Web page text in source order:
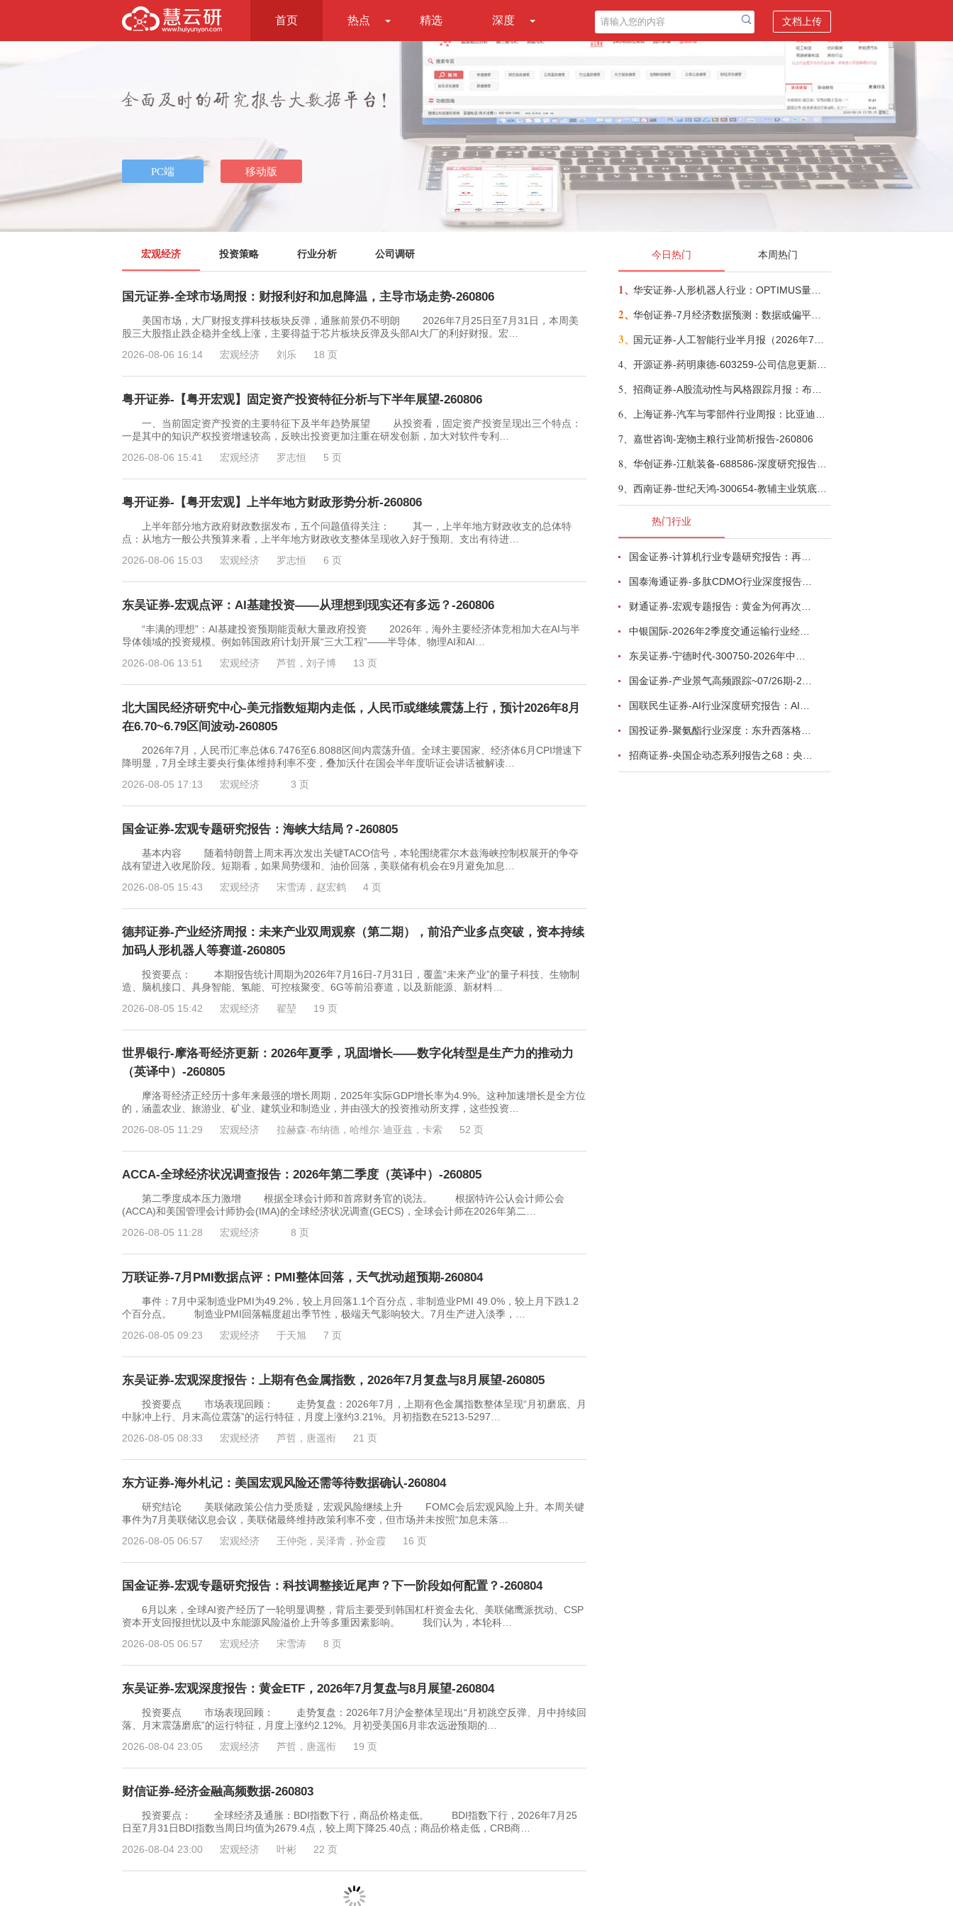
首页 热点 精选 深度 文档上传
宏观经济 投资策略 行业分析 公司调研
国元证券-全球市场周报：财报利好和加息降温，主导市场走势-260806
美国市场，大厂财报支撑科技板块反弹，通胀前景仍不明朗 2026年7月25日至7月31日，本周美
股三大股指止跌企稳并全线上涨，主要得益于芯片板块反弹及头部AI大厂的利好财报。宏…
2026-08-06 16:14
宏观经济 刘乐 18 页
粤开证券-【粤开宏观】固定资产投资特征分析与下半年展望-260806
一、当前固定资产投资的主要特征下及半年趋势展望 从投资看，固定资产投资呈现出三个特点：
一是其中的知识产权投资增速较高，反映出投资更加注重在研发创新，加大对软件专利…
2026-08-06 15:41
宏观经济 罗志恒 5 页
粤开证券-【粤开宏观】上半年地方财政形势分析-260806
上半年部分地方政府财政数据发布，五个问题值得关注： 其一，上半年地方财政收支的总体特
点：从地方一般公共预算来看，上半年地方财政收支整体呈现收入好于预期、支出有待进…
2026-08-06 15:03
宏观经济 罗志恒 6 页
东吴证券-宏观点评：AI基建投资——从理想到现实还有多远？-260806
“丰满的理想”：AI基建投资预期能贡献大量政府投资 2026年，海外主要经济体竞相加大在AI与半
导体领域的投资规模。例如韩国政府计划开展“三大工程”——半导体、物理AI和AI…
2026-08-06 13:51
宏观经济 芦哲，刘子博 13 页
北大国民经济研究中心-美元指数短期内走低，人民币或继续震荡上行，预计2026年8月
在6.70~6.79区间波动-260805
2026年7月，人民币汇率总体6.7476至6.8088区间内震荡升值。全球主要国家、经济体6月CPI增速下
降明显，7月全球主要央行集体维持利率不变，叠加沃什在国会半年度听证会讲话被解读…
2026-08-05 17:13
宏观经济 3 页
国金证券-宏观专题研究报告：海峡大结局？-260805
基本内容 随着特朗普上周末再次发出关键TACO信号，本轮围绕霍尔木兹海峡控制权展开的争夺
战有望进入收尾阶段。短期看，如果局势缓和、油价回落，美联储有机会在9月避免加息…
2026-08-05 15:43
宏观经济 宋雪涛，赵宏鹤 4 页
德邦证券-产业经济周报：未来产业双周观察（第二期），前沿产业多点突破，资本持续
加码人形机器人等赛道-260805
投资要点： 本期报告统计周期为2026年7月16日-7月31日，覆盖“未来产业”的量子科技、生物制
造、脑机接口、具身智能、氢能、可控核聚变、6G等前沿赛道，以及新能源、新材料…
2026-08-05 15:42
宏观经济 翟堃 19 页
世界银行-摩洛哥经济更新：2026年夏季，巩固增长——数字化转型是生产力的推动力
（英译中）-260805
摩洛哥经济正经历十多年来最强的增长周期，2025年实际GDP增长率为4.9%。这种加速增长是全方位
的，涵盖农业、旅游业、矿业、建筑业和制造业，并由强大的投资推动所支撑，这些投资…
2026-08-05 11:29
宏观经济 拉赫森·布纳德，哈维尔·迪亚兹，卡索 52 页
ACCA-全球经济状况调查报告：2026年第二季度（英译中）-260805
第二季度成本压力激增 根据全球会计师和首席财务官的说法。 根据特许公认会计师公会
(ACCA)和美国管理会计师协会(IMA)的全球经济状况调查(GECS)，全球会计师在2026年第二…
2026-08-05 11:28
宏观经济 8 页
万联证券-7月PMI数据点评：PMI整体回落，天气扰动超预期-260804
事件：7月中采制造业PMI为49.2%，较上月回落1.1个百分点，非制造业PMI 49.0%，较上月下跌1.2
个百分点。 制造业PMI回落幅度超出季节性，极端天气影响较大。7月生产进入淡季，…
2026-08-05 09:23
宏观经济 于天旭 7 页
东吴证券-宏观深度报告：上期有色金属指数，2026年7月复盘与8月展望-260805
投资要点 市场表现回顾： 走势复盘：2026年7月，上期有色金属指数整体呈现“月初磨底、月
中脉冲上行、月末高位震荡”的运行特征，月度上涨约3.21%。月初指数在5213-5297…
2026-08-05 08:33
宏观经济 芦哲，唐遥衔 21 页
东方证券-海外札记：美国宏观风险还需等待数据确认-260804
研究结论 美联储政策公信力受质疑，宏观风险继续上升 FOMC会后宏观风险上升。本周关键
事件为7月美联储议息会议，美联储最终维持政策利率不变，但市场并未按照“加息未落…
2026-08-05 06:57
宏观经济 王仲尧，吴泽青，孙金霞 16 页
国金证券-宏观专题研究报告：科技调整接近尾声？下一阶段如何配置？-260804
6月以来，全球AI资产经历了一轮明显调整，背后主要受到韩国杠杆资金去化、美联储鹰派扰动、CSP
资本开支回报担忧以及中东能源风险溢价上升等多重因素影响。 我们认为，本轮科…
2026-08-05 06:57
宏观经济 宋雪涛 8 页
东吴证券-宏观深度报告：黄金ETF，2026年7月复盘与8月展望-260804
投资要点 市场表现回顾： 走势复盘：2026年7月沪金整体呈现出“月初跳空反弹、月中持续回
落、月末震荡磨底”的运行特征，月度上涨约2.12%。月初受美国6月非农远逊预期的…
2026-08-04 23:05
宏观经济 芦哲，唐遥衔 19 页
财信证券-经济金融高频数据-260803
投资要点： 全球经济及通胀：BDI指数下行，商品价格走低。 BDI指数下行，2026年7月25
日至7月31日BDI指数当周日均值为2679.4点，较上周下降25.40点；商品价格走低，CRB商…
2026-08-04 23:00
宏观经济 叶彬 22 页
今日热门 本周热门
1、
2、
3、
4、
5、
6、
7、 嘉世咨询-宠物主粮行业简析报告-260806
8、
9、
热门行业